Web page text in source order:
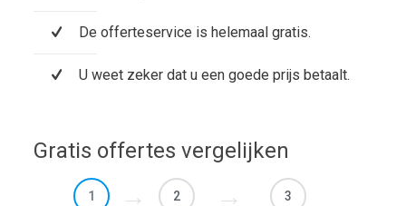
De offerteservice is helemaal gratis.
U weet zeker dat u een goede prijs betaalt.
Gratis offertes vergelijken
1 2 3